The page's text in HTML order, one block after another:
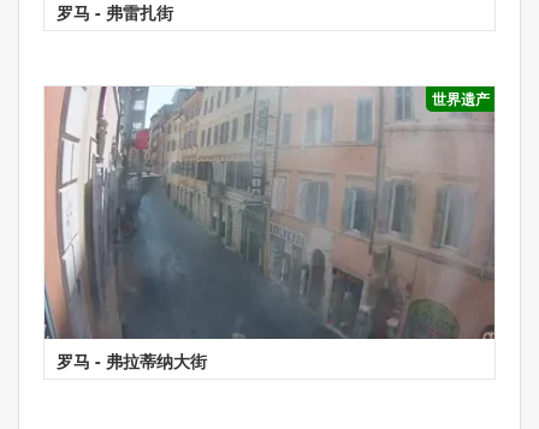
罗马 - 弗雷扎街
世界遗产
罗马 - 弗拉蒂纳大街